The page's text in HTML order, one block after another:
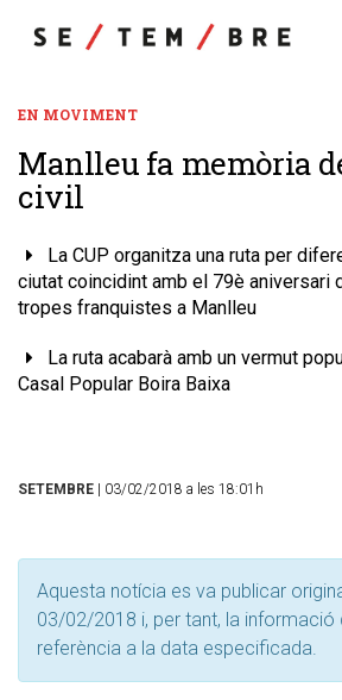
EN MOVIMENT
Manlleu fa memòria
civil
La CUP organitza una ruta per
ciutat coincidint amb el 79è aniversari
tropes franquistes a Manlleu
La ruta acabarà amb un vermut
Casal Popular Boira Baixa
SETEMBRE | 03/02/2018 a les 18:01h
Aquesta notícia es va publicar
03/02/2018 i, per tant, la informació
referència a la data especificada.